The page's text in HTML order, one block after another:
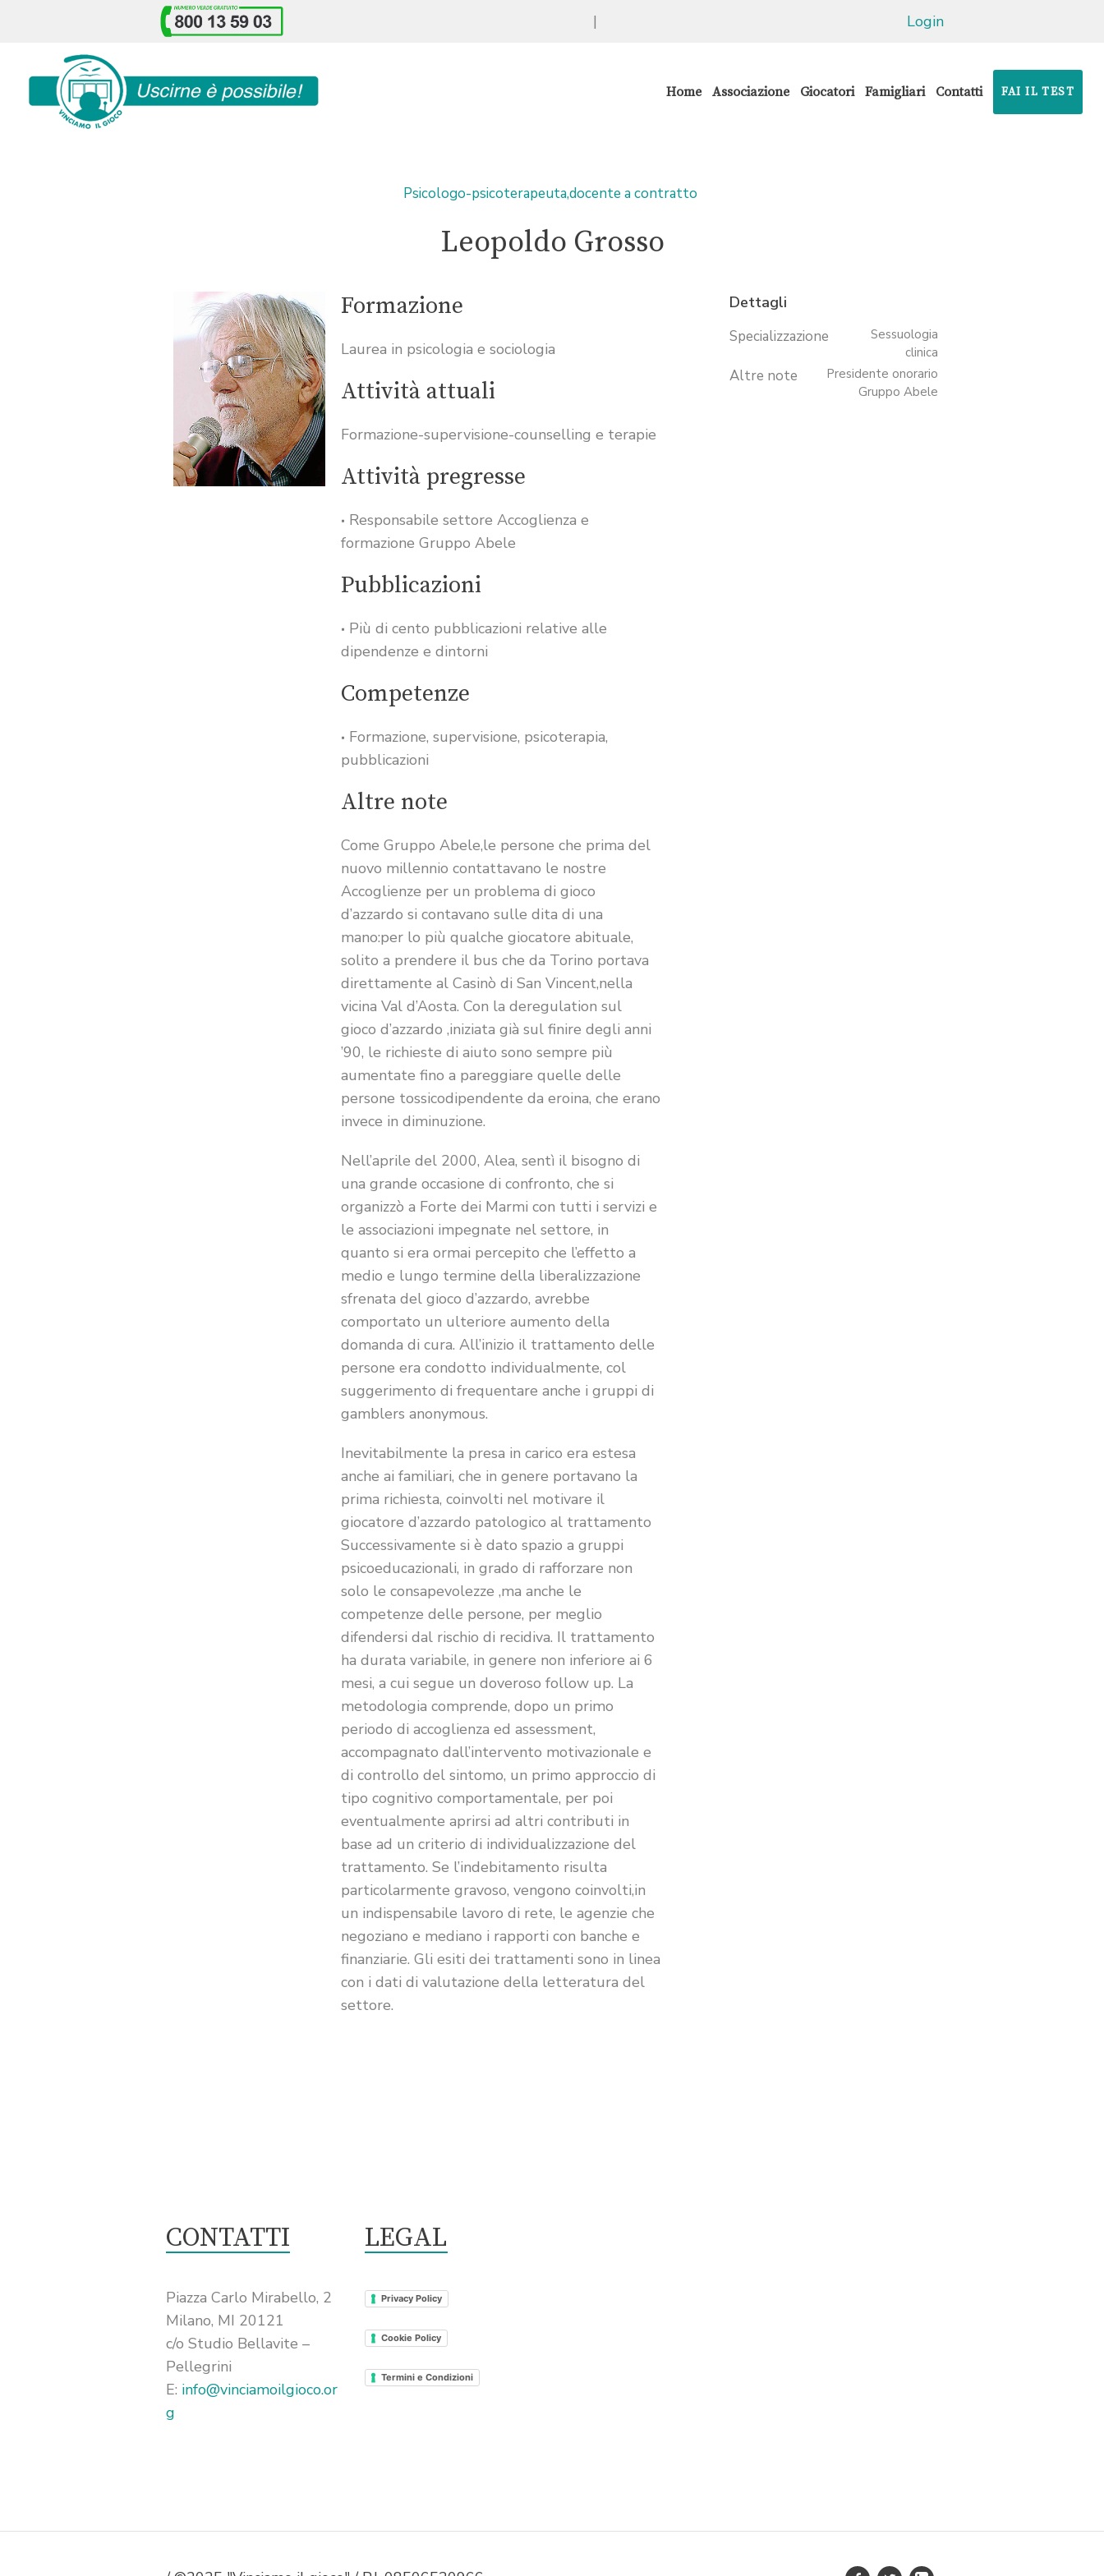
| Login
Home Associazione Giocatori Famigliari Contatti FAI IL TEST
Psicologo-psicoterapeuta,docente a contratto
Leopoldo Grosso
Formazione
Laurea in psicologia e sociologia
Attività attuali
Formazione-supervisione-counselling e terapie
Attività pregresse
Responsabile settore Accoglienza e
formazione Gruppo Abele
Pubblicazioni
Più di cento pubblicazioni relative alle
dipendenze e dintorni
Competenze
Formazione, supervisione, psicoterapia,
pubblicazioni
Altre note
Come Gruppo Abele,le persone che prima del
nuovo millennio contattavano le nostre
Accoglienze per un problema di gioco
d’azzardo si contavano sulle dita di una
mano:per lo più qualche giocatore abituale,
solito a prendere il bus che da Torino portava
direttamente al Casinò di San Vincent,nella
vicina Val d’Aosta. Con la deregulation sul
gioco d’azzardo ,iniziata già sul finire degli anni
’90, le richieste di aiuto sono sempre più
aumentate fino a pareggiare quelle delle
persone tossicodipendente da eroina, che erano
invece in diminuzione.
Nell’aprile del 2000, Alea, sentì il bisogno di
una grande occasione di confronto, che si
organizzò a Forte dei Marmi con tutti i servizi e
le associazioni impegnate nel settore, in
quanto si era ormai percepito che l’effetto a
medio e lungo termine della liberalizzazione
sfrenata del gioco d’azzardo, avrebbe
comportato un ulteriore aumento della
domanda di cura. All’inizio il trattamento delle
persone era condotto individualmente, col
suggerimento di frequentare anche i gruppi di
gamblers anonymous.
Inevitabilmente la presa in carico era estesa
anche ai familiari, che in genere portavano la
prima richiesta, coinvolti nel motivare il
giocatore d’azzardo patologico al trattamento
Successivamente si è dato spazio a gruppi
psicoeducazionali, in grado di rafforzare non
solo le consapevolezze ,ma anche le
competenze delle persone, per meglio
difendersi dal rischio di recidiva. Il trattamento
ha durata variabile, in genere non inferiore ai 6
mesi, a cui segue un doveroso follow up. La
metodologia comprende, dopo un primo
periodo di accoglienza ed assessment,
accompagnato dall’intervento motivazionale e
di controllo del sintomo, un primo approccio di
tipo cognitivo comportamentale, per poi
eventualmente aprirsi ad altri contributi in
base ad un criterio di individualizzazione del
trattamento. Se l’indebitamento risulta
particolarmente gravoso, vengono coinvolti,in
un indispensabile lavoro di rete, le agenzie che
negoziano e mediano i rapporti con banche e
finanziarie. Gli esiti dei trattamenti sono in linea
con i dati di valutazione della letteratura del
settore.
Dettagli
Specializzazione
Sessuologia
clinica
Altre note
Presidente onorario
Gruppo Abele
CONTATTI
Piazza Carlo Mirabello, 2
Milano, MI 20121
c/o Studio Bellavite –
Pellegrini
E: info@vinciamoilgioco.or
g
LEGAL
Privacy Policy
Cookie Policy
Termini e Condizioni